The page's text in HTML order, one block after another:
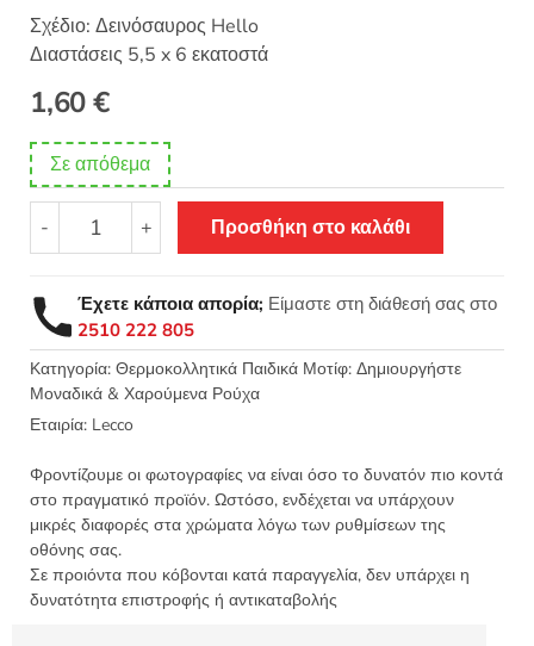
Σχέδιο: Δεινόσαυρος Hello
Διαστάσεις 5,5 x 6 εκατοστά
1,60€
Σε απόθεμα
-
Θερμοκολλητικό
σιδερότυπο
μοτίφ
Δεινόσαυρος
Hello
5,5x6
LECCO
6469.C
+ Προσθήκη στο καλάθι
Έχετε κάποια απορία; Είμαστε στη διάθεσή σας στο
2510 222 805
Κατηγορία: Θερμοκολλητικά Παιδικά Μοτίφ: Δημιουργήστε
Μοναδικά & Χαρούμενα Ρούχα
Εταιρία: Lecco
Φροντίζουμε οι φωτογραφίες να είναι όσο το δυνατόν πιο κοντά
στο πραγματικό προϊόν. Ωστόσο, ενδέχεται να υπάρχουν
μικρές διαφορές στα χρώματα λόγω των ρυθμίσεων της
οθόνης σας.
Σε προιόντα που κόβονται κατά παραγγελία, δεν υπάρχει η
δυνατότητα επιστροφής ή αντικαταβολής